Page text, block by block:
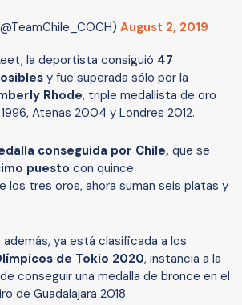
August 2, 2019
la deportista consiguió 47
y fue superada sólo por la
Rhode, triple medallista de oro
Atenas 2004 y Londres 2012.
conseguida por Chile, que se
puesto con quince
los tres oros, ahora suman seis platas y
ya está clasificada a los
de Tokio 2020, instancia a la
conseguir una medalla de bronce en el
de Guadalajara 2018.